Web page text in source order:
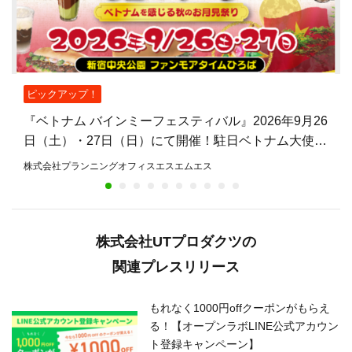
ピックアップ！
『ベトナム バインミーフェスティバル』2026年9月26
日（土）・27日（日）にて開催！駐日ベトナム大使館
公認、バインミーを主役とした日本初のフェスティバ
株式会社プランニングオフィスエスエムエス
株式会社UTプロダクツの
関連プレスリリース
もれなく1000円offクーポンがもらえ
る！【オープンラボLINE公式アカウン
ト登録キャンペーン】